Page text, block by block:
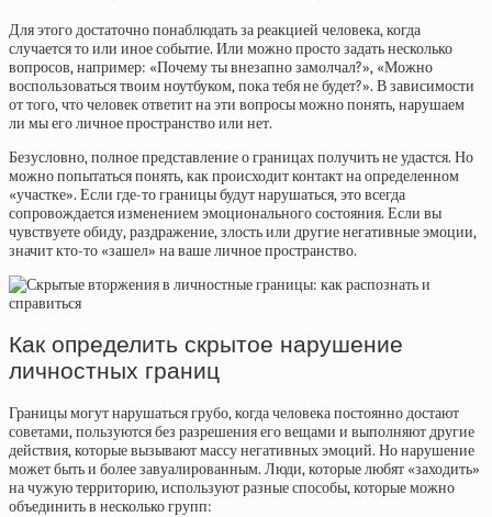
Для этого достаточно понаблюдать за реакцией человека, когда
случается то или иное событие. Или можно просто задать несколько
вопросов, например: «Почему ты внезапно замолчал?», «Можно
воспользоваться твоим ноутбуком, пока тебя не будет?». В зависимости
от того, что человек ответит на эти вопросы можно понять, нарушаем
ли мы его личное пространство или нет.
Безусловно, полное представление о границах получить не удастся. Но
можно попытаться понять, как происходит контакт на определенном
«участке». Если где-то границы будут нарушаться, это всегда
сопровождается изменением эмоционального состояния. Если вы
чувствуете обиду, раздражение, злость или другие негативные эмоции,
значит кто-то «зашел» на ваше личное пространство.
Как определить скрытое нарушение
личностных границ
Границы могут нарушаться грубо, когда человека постоянно достают
советами, пользуются без разрешения его вещами и выполняют другие
действия, которые вызывают массу негативных эмоций. Но нарушение
может быть и более завуалированным. Люди, которые любят «заходить»
на чужую территорию, используют разные способы, которые можно
объединить в несколько групп: